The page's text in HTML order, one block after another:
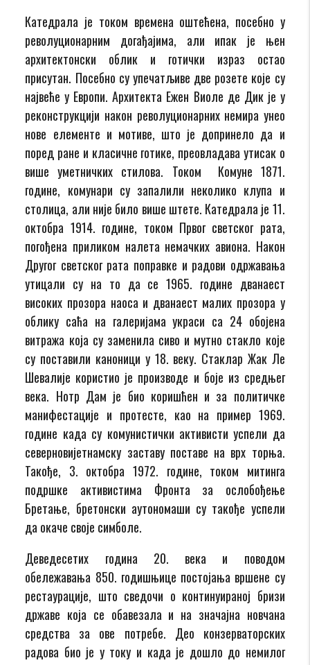
Катедрала је током времена оштећена, посебно у
револуционарним догађајима, али ипак је њен
архитектонски облик и готички израз остао
присутан. Посебно су упечатљиве две розете које су
највеће у Европи. Архитекта Ежен Виоле де Дик је у
реконструкцији након револуционарних немира унео
нове елементе и мотиве, што је допринело да и
поред ране и класичне готике, преовладава утисак о
више уметничких стилова. Током Комуне 1871.
године, комунари су запалили неколико клупа и
столица, али није било више штете. Катедрала је 11.
октобра 1914. године, током Првог светског рата,
погођена приликом налета немачких авиона. Након
Другог светског рата поправке и радови одржавања
утицали су на то да се 1965. године дванаест
високих прозора наоса и дванаест малих прозора у
облику саћа на галеријама украси са 24 обојена
витража која су заменила сиво и мутно стакло које
су поставили каноници у 18. веку. Стаклар Жак Ле
Шевалије користио је производе и боје из средњег
века. Нотр Дам је био коришћен и за политичке
манифестације и протесте, као на пример 1969.
године када су комунистички активисти успели да
северновијетнамску заставу поставе на врх торња.
Такође, 3. октобра 1972. године, током митинга
подршке активистима Фронта за ослобођење
Бретање, бретонски аутономаши су такође успели
да окаче своје симболе.
Деведесетих година 20. века и поводом
обележавања 850. годишњице постојања вршене су
рестаурације, што сведочи о континуираној бризи
државе која се обавезала и на значајна новчана
средства за ове потребе. Део конзерваторских
радова био је у току и када је дошло до немилог